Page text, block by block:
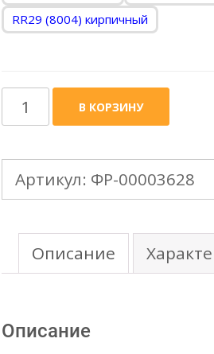
RR29 (8004) кирпичный
Количество
товара
KROVENT
вентиляционная
125
500
В КОРЗИНУ
Артикул: ФР-00003628
Описание
Описание